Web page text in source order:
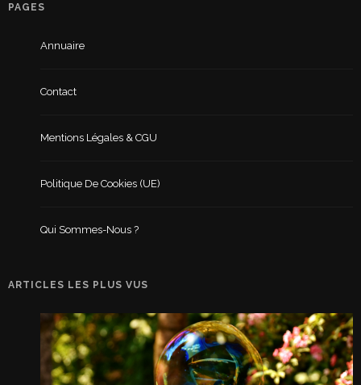
PAGES
Annuaire
Contact
Mentions Légales & CGU
Politique De Cookies (UE)
Qui Sommes-Nous ?
ARTICLES LES PLUS VUS